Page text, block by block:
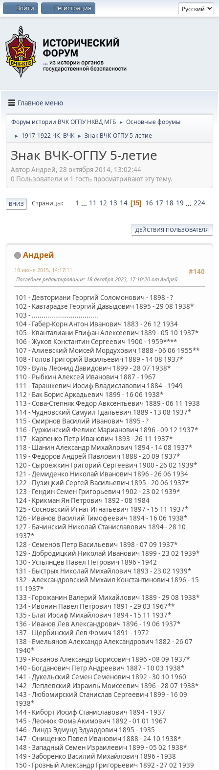
Войти Регистрация
Главное меню
Форум истории ВЧК ОГПУ НКВД МГБ ► Основные форумы
► 1917-1922 ЧК -ВЧК ► Знак ВЧК-ОГПУ 5-летие
Знак ВЧК-ОГПУ 5-летие
Автор Андрей, 28 октября 2014, 13:02:44
0 Пользователи и 1 гость просматривают эту тему.
ВНИЗ Страницы 1 ... 11 12 13 14 15 16 17 18 19 ... 224
ДЕЙСТВИЯ ПОЛЬЗОВАТЕЛЯ
Андрей
#140
10 июня 2015, 14:17:11
Последнее редактирование: 18 декабря 2023, 17:10:20 от Андрей
101 - Девториани Георгий Соломонович - 1898 - ?
102 - Кавтарадзе Георгий Давыдович 1895 - 29 08 1938*
103 - ..................................
104 - Габер-Корн Антон Иванович 1883 - 26 12 1934
105 - Кванталиани Епифан Алексеевич 1889 - 05 10 1937*
106 - Жуков Константин Сергеевич 1900 - 1959****
107 - Алиевский Моисей Мордухович 1888 - 06 06 1955**
108 - Голов Григорий Васильевич 1889 - 14 08 1937*
109 - Вуль Леонид Давидович 1899 - 28 07 1938*
110 - Рыбкин Алексей Иванович 1887 - 1967
111 - Тарашкевич Иосиф Владиславович 1884 - 1949
112 - Бак Борис Аркадьевич 1899 - 16 06 1938*
113 - Сова-Степняк Федор Авксентьевич 1889 - 06 11 1938
114 - Чудновский Самуил Гдальевич 1889 - 13 08 1937*
115 - Смирнов Василий Иванович 1895 - ?
116 - Гуржинский Феликс Марианович 1896 - 09 12 1937*
117 - Карпенко Петр Иванович 1893 - 26 11 1937*
118 - Шанин Александр Михайлович 1894 - 14 08 1937*
119 - Федоров Андрей Павлович 1888 - 20 09 1937*
120 - Сыроежкин Григорий Сергеевич 1900 - 26 02 1939*
121 - Демиденко Николай Иванович 1896 - 26 06 1934
122 - Пузицкий Сергей Васильевич 1895 - 20 06 1937*
123 - Гендин Семен Григорьевич 1902 - 23 02 1939*
124 - Крикман Ян Петрович 1892 - 08 1984
125 - Сосновский Игнат Игнатьевич 1897 - 15 11 1937*
126 - Иванов Василий Тимофеевич 1894 - 16 06 1938*
127 - Бачинский Николай Станиславович 1894 - 28 10
1937*
128 - Семенов Петр Васильевич 1898 - 07 09 1937*
129 - Добродицкий Николай Иванович 1899 - 23 02 1939*
130 - Устьянцев Павел Петрович 1896 - 1942
131 - Быстрых Николай Михайлович 1893 - 23 02 1939*
132 - Александровский Михаил Константинович 1896 - 15
11 1937*
133 - Горожанин Валерий Михайлович 1889 - 29 08 1938*
134 - Ивонин Павел Петрович 1891 - 29 03 1967**
135 - Блат Иосиф Михайлович 1894 - 15 11 1937*
136 - Иванов Лев Александрович 1896 - 19 06 1937*
137 - Щербинский Лев Фомич 1891 - 1972
138 - Емельянов Александр Александрович 1882 - 26 07
1940*
139 - Розанов Александр Борисович 1896 - 08 09 1937*
140 - Богданович Петр Андреевич 1887 - 10 03 1938*
141 - Дукельский Семен Семенович 1892 - 30 10 1960
142 - Леплевский Израиль Моисеевич 1896 - 28 07 1938*
143 - Любомирский Станислав Сергеевич 1899 - 16 09
1938*
144 - Киборт Иосиф Станиславович 1894 - 1937
145 - Леонюк Фома Акимович 1892 - 01 01 1967
146 - Линдэ Эдмунд Эдуардович 1895 - 1935
147 - Онищенко Павел Иванович 1888 - 24 10 1938*
148 - Западный Семен Израилевич 1899 - 05 02 1938*
149 - Заборенко Василий Михайлович 1896 - 1938
150 - Грозный Александр Григорьевич 1892 - 27 02 1939